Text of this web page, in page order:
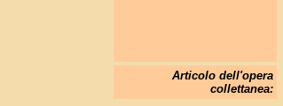
Articolo dell'opera
collettanea: